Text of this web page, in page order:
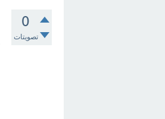
0
تصويتات